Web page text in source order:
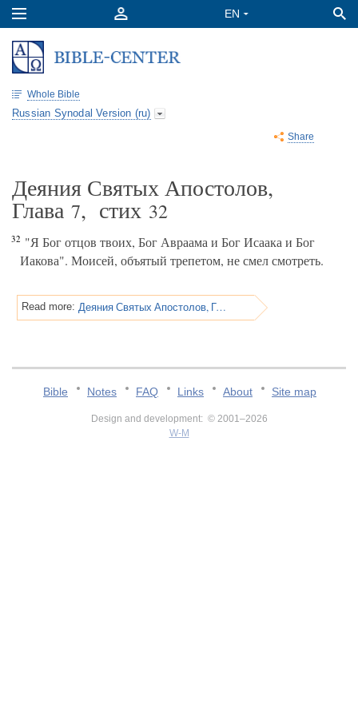
Whole Bible
Russian Synodal Version (ru)
Share
Деяния Святых Апостолов,
Глава 7, стих 32
32 "Я Бог отцов твоих, Бог Авраама и Бог Исаака и Бог
Иакова". Моисей, объятый трепетом, не смел смотреть.
Read more: Деяния Святых Апостолов, Глава 7
Bible Notes FAQ Links About Site map
Design and development: © 2001–2026
W-M